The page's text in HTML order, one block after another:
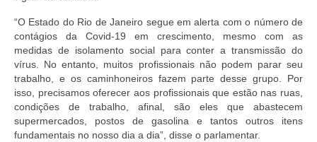
“O Estado do Rio de Janeiro segue em alerta com o número de
contágios da Covid-19 em crescimento, mesmo com as
medidas de isolamento social para conter a transmissão do
vírus. No entanto, muitos profissionais não podem parar seu
trabalho, e os caminhoneiros fazem parte desse grupo. Por
isso, precisamos oferecer aos profissionais que estão nas ruas,
condições de trabalho, afinal, são eles que abastecem
supermercados, postos de gasolina e tantos outros itens
fundamentais no nosso dia a dia”, disse o parlamentar.